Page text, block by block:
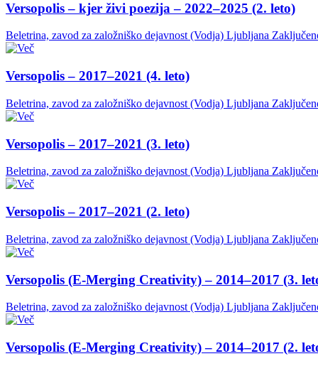
Versopolis – kjer živi poezija – 2022–2025 (2. leto)
Beletrina, zavod za založniško dejavnost (Vodja) Ljubljana
Versopolis – 2017–2021 (4. leto)
Beletrina, zavod za založniško dejavnost (Vodja) Ljubljana
Versopolis – 2017–2021 (3. leto)
Beletrina, zavod za založniško dejavnost (Vodja) Ljubljana
Versopolis – 2017–2021 (2. leto)
Beletrina, zavod za založniško dejavnost (Vodja) Ljubljana
Versopolis (E-Merging Creativity) – 2014–2017 (3.
Beletrina, zavod za založniško dejavnost (Vodja) Ljubljana
Versopolis (E-Merging Creativity) – 2014–2017 (2.